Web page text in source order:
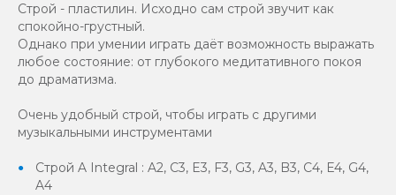
Строй - пластилин. Исходно сам строй звучит как
спокойно-грустный.
Однако при умении играть даёт возможность выражать
любое состояние: от глубокого медитативного покоя
до драматизма.
Очень удобный строй, чтобы играть с другими
музыкальными инструментами
Строй A Integral : A2, C3, E3, F3, G3, A3, B3, C4, E4, G4,
A4